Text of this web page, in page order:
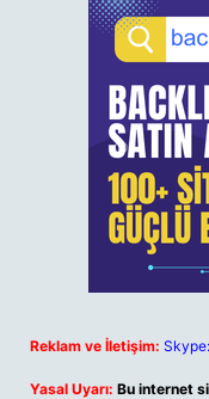
Reklam ve İletişim:
Yasal Uyarı: Bu internet